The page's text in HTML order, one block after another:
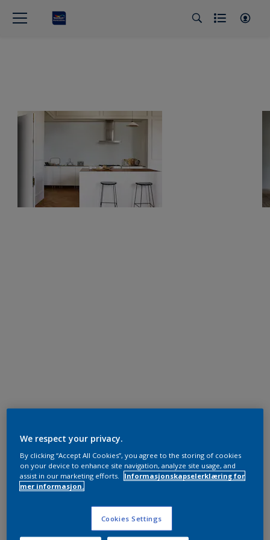
We respect your privacy.
By clicking “Accept All Cookies”, you agree to the storing of cookies
on your device to enhance site navigation, analyze site usage, and
assist in our marketing efforts.
Informasjonskapselerklæring for
mer informasjon.
Cookies Settings